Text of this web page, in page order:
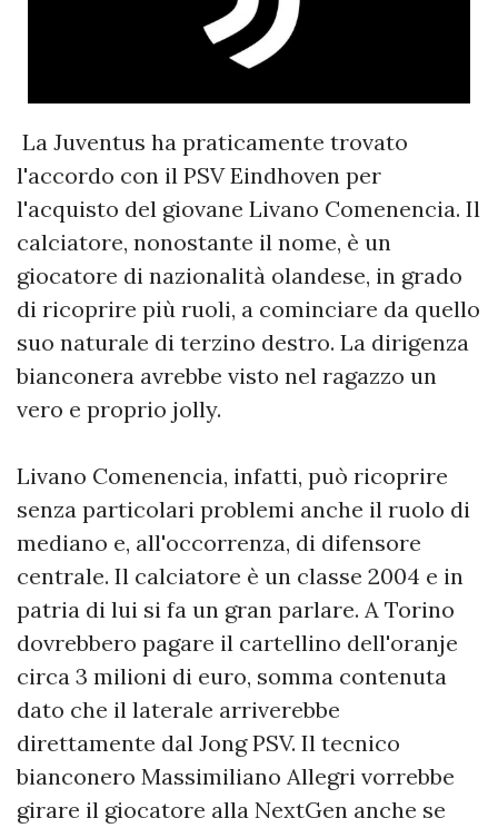
La Juventus ha praticamente trovato
l'accordo con il PSV Eindhoven per
l'acquisto del giovane Livano Comenencia. Il
calciatore, nonostante il nome, è un
giocatore di nazionalità olandese, in grado
di ricoprire più ruoli, a cominciare da quello
suo naturale di terzino destro. La dirigenza
bianconera avrebbe visto nel ragazzo un
vero e proprio jolly.
Livano Comenencia, infatti, può ricoprire
senza particolari problemi anche il ruolo di
mediano e, all'occorrenza, di difensore
centrale. Il calciatore è un classe 2004 e in
patria di lui si fa un gran parlare. A Torino
dovrebbero pagare il cartellino dell'oranje
circa 3 milioni di euro, somma contenuta
dato che il laterale arriverebbe
direttamente dal Jong PSV. Il tecnico
bianconero Massimiliano Allegri vorrebbe
girare il giocatore alla NextGen anche se